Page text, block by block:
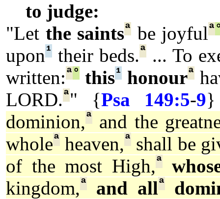
to judge:
"Let the saintsª be joyfulª
upon¹ their beds.ª ... To
written:ª° this¹ honourª
LORD.ª" {Psa 149:5-9}
dominion,ª
and the
wholeª heaven,ª shall be
of the most High,ª
kingdom,ª and allª